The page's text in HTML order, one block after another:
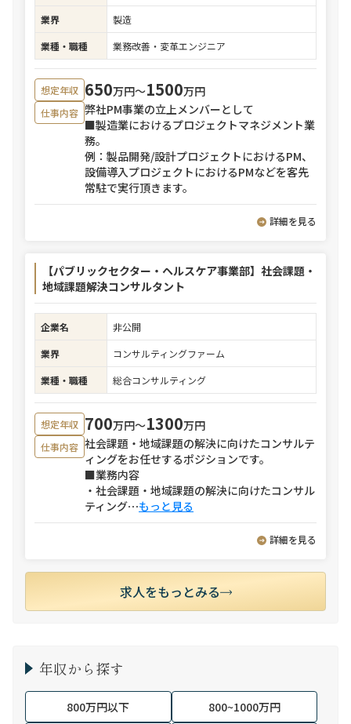
業界
製造
業種・職種
業務改善・変革エンジニア
想定年収 650万円〜1500万円
仕事内容 弊社PM事業の立上メンバーとして
■製造業におけるプロジェクトマネジメント業
務。
例：製品開発/設計プロジェクトにおけるPM、
設備導入プロジェクトにおけるPMなどを客先
常駐で実行頂きます。
詳細を見る
【パブリックセクター・ヘルスケア事業部】社会課題・
地域課題解決コンサルタント
企業名
非公開
業界
コンサルティングファーム
業種・職種
総合コンサルティング
想定年収 700万円〜1300万円
仕事内容 社会課題・地域課題の解決に向けたコンサルテ
ィングをお任せするポジションです。
■業務内容
・社会課題・地域課題の解決に向けたコンサル
ティング⋯もっと見る
詳細を見る
求人をもっとみる
年収から探す
800万円以下 800~1000万円